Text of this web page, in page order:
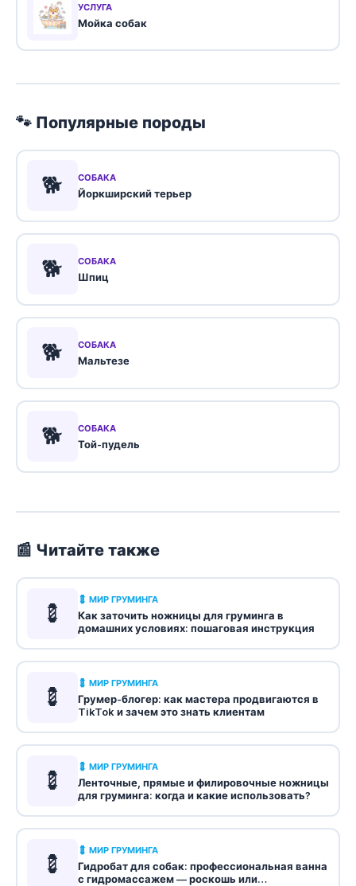
УСЛУГА
Мойка собак
🐾 Популярные породы
🐕 СОБАКА
Йоркширский терьер
🐕 СОБАКА
Шпиц
🐕 СОБАКА
Мальтезе
🐕 СОБАКА
Той-пудель
📰 Читайте также
💈
💈 МИР ГРУМИНГА
Как заточить ножницы для груминга в
домашних условиях: пошаговая инструкция
💈
💈 МИР ГРУМИНГА
Грумер-блогер: как мастера продвигаются в
TikTok и зачем это знать клиентам
💈
💈 МИР ГРУМИНГА
Ленточные, прямые и филировочные ножницы
для груминга: когда и какие использовать?
💈
💈 МИР ГРУМИНГА
Гидробат для собак: профессиональная ванна
с гидромассажем — роскошь или